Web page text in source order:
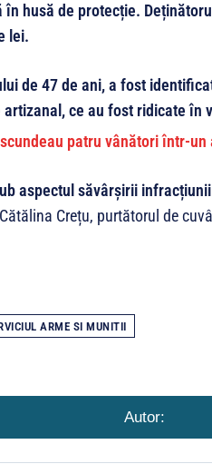
husă de protecție.
lei.
de 47 de ani, a fost
ce au fost ridicate în
aspectul săvârșirii
Crețu, purtătorul de
ARME SI MUNITII
Autor: